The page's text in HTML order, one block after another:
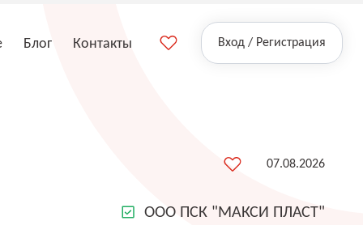
Блог Контакты Вход / Регистрация
07.08.2026
ООО ПСК "МАКСИ ПЛАСТ"